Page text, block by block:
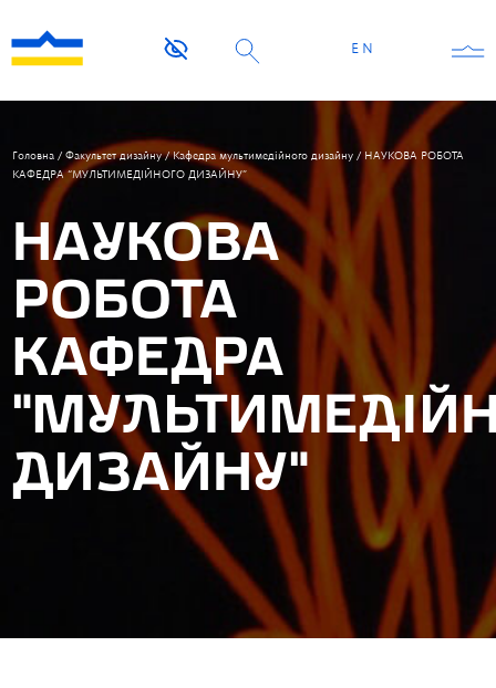
EN
Головна / Факультет дизайну/Кафедра мультимедiйного дизайну / НАУКОВА РОБОТА
КАФЕДРА “МУЛЬТИМЕДIЙНОГО ДИЗАЙНУ”
НАУКОВА
РОБОТА
КАФЕДРА
ДИЗАЙНУ”